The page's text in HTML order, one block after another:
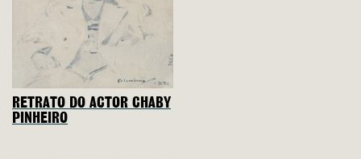
RETRATO DO ACTOR CHABY
PINHEIRO